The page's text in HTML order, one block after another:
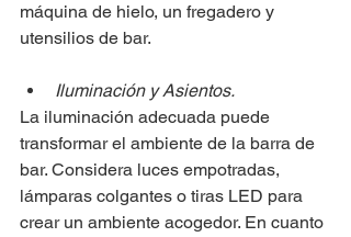
máquina de hielo, un fregadero y
utensilios de bar.
Iluminación y Asientos.
La iluminación adecuada puede
transformar el ambiente de la barra de
bar. Considera luces empotradas,
lámparas colgantes o tiras LED para
crear un ambiente acogedor. En cuanto